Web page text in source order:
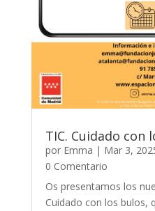
TIC. Cuidado con
por Emma | Mar 3,
0 Comentario
Os presentamos los
Cuidado con los bulos,